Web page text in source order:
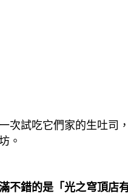
次試吃它們家的生吐司，
。
錯的是「光之穹頂店